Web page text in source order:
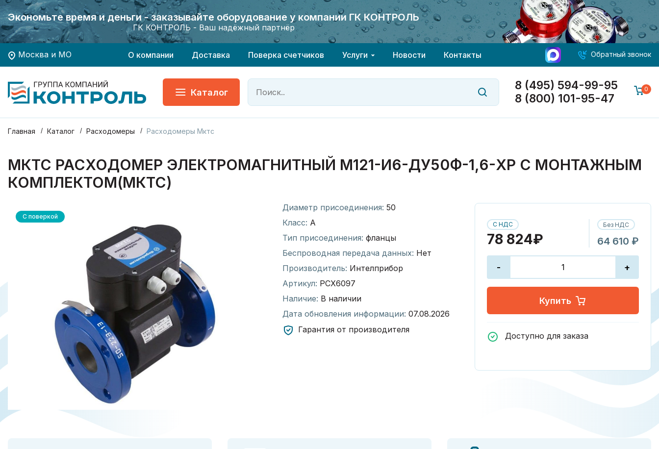
Экономьте время и деньги - заказывайте оборудование у компании ГК КОНТРОЛЬ
ГК КОНТРОЛЬ - Ваш надёжный партнёр
Хотите заказать поверку приборов учета?
Экономьте время и деньги - заказывайте оборудование у компании ГК КОНТРОЛЬ
ГК КОНТРОЛЬ - Ваш надёжный партнёр
Хотите заказать поверку приборов учета?
Москва и МО О компании Доставка Поверка счетчиков Услуги Новости Контакты Обратный звонок
Каталог
8 (495) 594-99-95
8 (800) 101-95-47
0
Главная Каталог Расходомеры Расходомеры Мктс
МКТС РАСХОДОМЕР ЭЛЕКТРОМАГНИТНЫЙ М121-И6-ДУ50Ф-1,6-ХР С МОНТАЖНЫМ
КОМПЛЕКТОМ(МКТС)
С поверкой
Диаметр присоединения: 50
Класс: А
Тип присоединения: фланцы
Беспроводная передача данных: Нет
Производитель: Интелприбор
Артикул: РСХ6097
Наличие: В наличии
Дата обновления информации: 07.08.2026
Гарантия от производителя
С НДС
78 824₽
Без НДС
64 610 ₽
- +
Купить
Доступно для заказа